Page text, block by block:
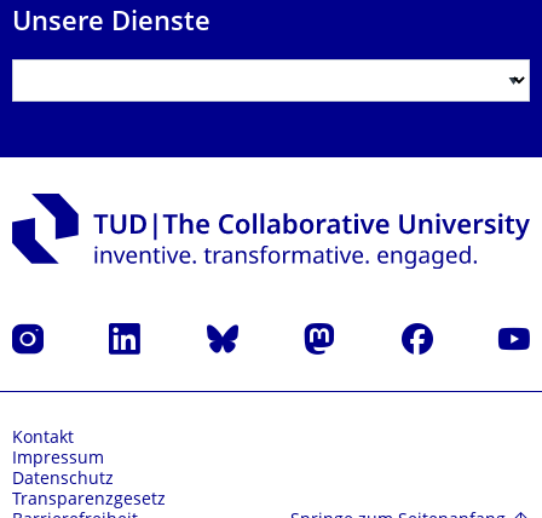
Unsere Dienste
Instagram LinkedIn Bluesky Mastodon Facebook
Kontakt
Impressum
Datenschutz
Transparenzgesetz